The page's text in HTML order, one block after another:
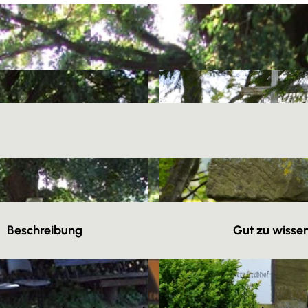
Beschreibung Gut zu